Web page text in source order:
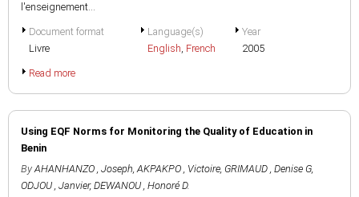
l'enseignement...
Document format
Livre
Language(s)
English, French
Year
2005
Read more
Using EQF Norms for Monitoring the Quality of Education in
Benin
By AHANHANZO , Joseph,AKPAKPO , Victoire, GRIMAUD , Denise G,
ODJOU , Janvier, DEWANOU , Honoré D.